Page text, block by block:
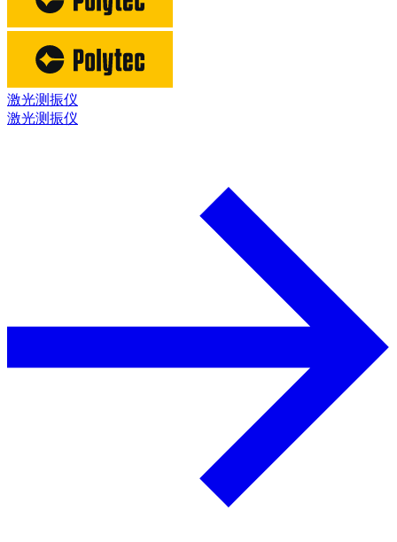
激光测振仪
激光测振仪